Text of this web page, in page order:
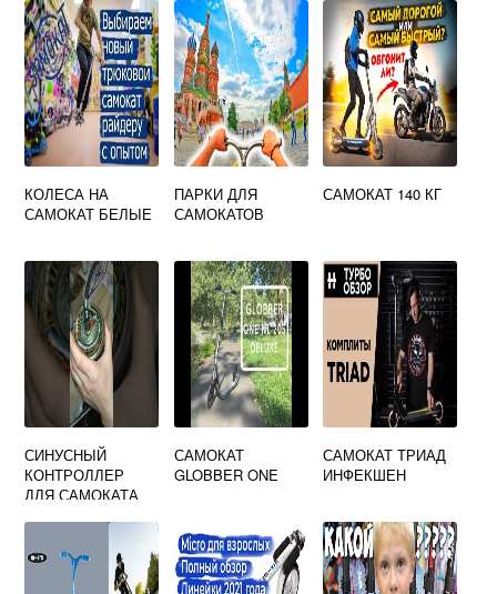
КОЛЕСА НА
САМОКАТ БЕЛЫЕ
ПАРКИ ДЛЯ
САМОКАТОВ
САМОКАТ 140 КГ
СИНУСНЫЙ
КОНТРОЛЛЕР
ДЛЯ САМОКАТА
САМОКАТ
GLOBBER ONE
САМОКАТ ТРИАД
ИНФЕКШЕН